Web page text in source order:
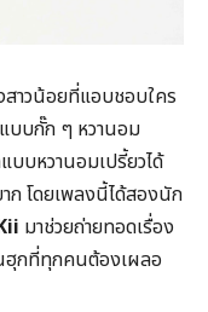
สาวน้อยที่แอบชอบใคร
บบกั๊ก ๆ หวานอม
บหวานอมเปรี้ยวได้
ก โดยเพลงนี้ได้สองนัก
มาช่วยถ่ายทอดเรื่อง
ฮุกที่ทุกคนต้องเผลอ